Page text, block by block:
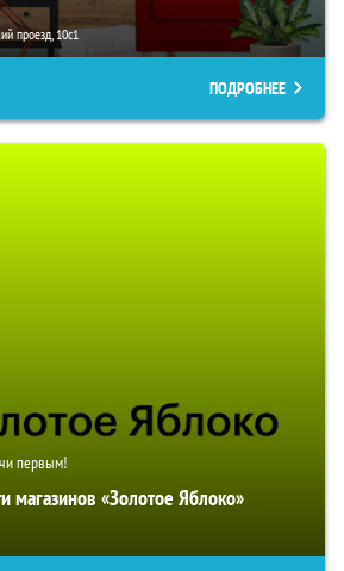
проезд, 10с1
ПОДРОБНЕЕ
первым!
магазинов «Золотое Яблоко»